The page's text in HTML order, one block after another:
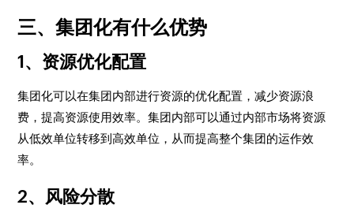
三、集团化有什么优势
1、资源优化配置
集团化可以在集团内部进行资源的优化配置，减少资源浪
费，提高资源使用效率。集团内部可以通过内部市场将资源
从低效单位转移到高效单位，从而提高整个集团的运作效
率。
2、风险分散